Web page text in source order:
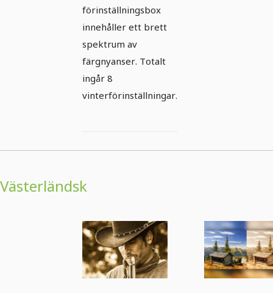
förinställningsbox
innehåller ett brett
spektrum av
färgnyanser. Totalt
ingår 8
vinterförinställningar.
Västerländsk